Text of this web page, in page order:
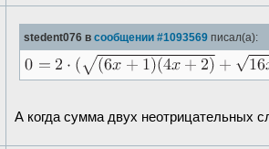
stedent076 в сообщении #1093569 писал(а):
А когда сумма двух неотрицательных